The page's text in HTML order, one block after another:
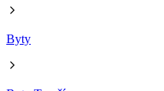
Byty